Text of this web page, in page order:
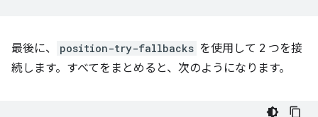
最後に、 position-try-fallbacks を使用して 2 つを接
続します。すべてをまとめると、次のようになります。